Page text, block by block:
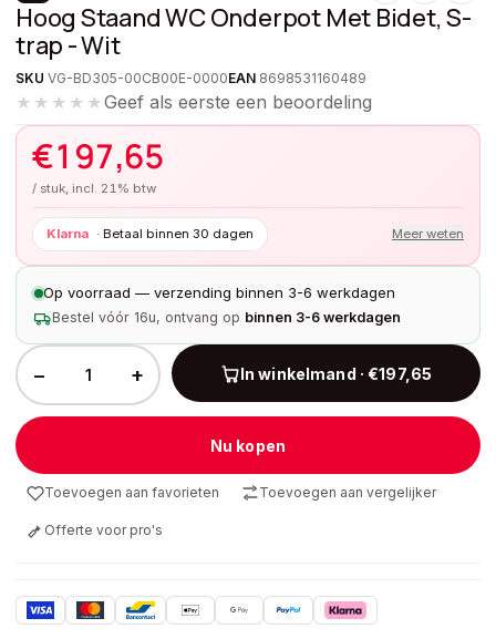
Hoog Staand WC Onderpot Met Bidet, S-
trap - Wit
SKU VG-BD305-00CB00E-0000EAN 8698531160489
★★★★★Geef als eerste een beoordeling
€197,65
/ stuk, incl. 21% btw
Klarna · Betaal binnen 30 dagen Meer weten
Op voorraad — verzending binnen 3-6 werkdagen
Bestel vóór 16u, ontvang op binnen 3-6 werkdagen
− + In winkelmand · €197,65
Nu kopen
Toevoegen aan favorieten Toevoegen aan vergelijker
Offerte voor pro's